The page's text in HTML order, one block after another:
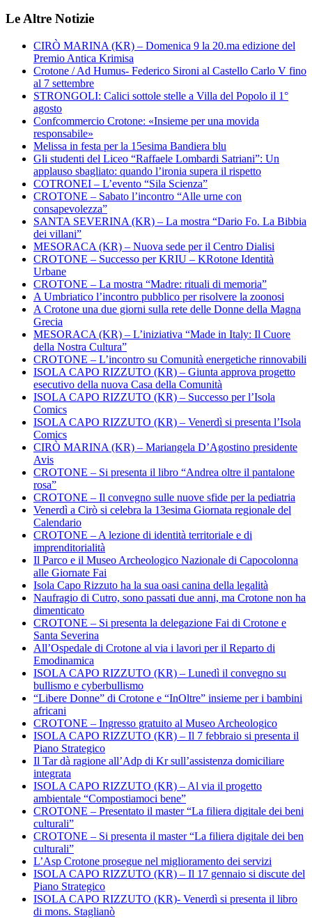
Le Altre Notizie
CIRÒ MARINA (KR) – Domenica 9 la 20.ma edizione del
Premio Antica Krimisa
Crotone / Ad Humus- Federico Sironi al Castello Carlo V fino
al 7 settembre
STRONGOLI: Calici sottole stelle a Villa del Popolo il 1°
agosto
Confcommercio Crotone: «Insieme per una movida
responsabile»
Melissa in festa per la 15esima Bandiera blu
Gli studenti del Liceo “Raffaele Lombardi Satriani”: Un
applauso sbagliato: quando l’ironia supera il rispetto
COTRONEI – L’evento “Sila Scienza”
CROTONE – Sabato l’incontro “Alle urne con
consapevolezza”
SANTA SEVERINA (KR) – La mostra “Dario Fo. La Bibbia
dei villani”
MESORACA (KR) – Nuova sede per il Centro Dialisi
CROTONE – Successo per KRIU – KRotone Identità
Urbane
CROTONE – La mostra “Madre: rituali di memoria”
A Umbriatico l’incontro pubblico per risolvere la zoonosi
A Crotone una due giorni sulla rete delle Donne della Magna
Grecia
MESORACA (KR) – L’iniziativa “Made in Italy: Il Cuore
della Nostra Cultura”
CROTONE – L’incontro su Comunità energetiche rinnovabili
ISOLA CAPO RIZZUTO (KR) – Giunta approva progetto
esecutivo della nuova Casa della Comunità
ISOLA CAPO RIZZUTO (KR) – Successo per l’Isola
Comics
ISOLA CAPO RIZZUTO (KR) – Venerdì si presenta l’Isola
Comics
CIRÒ MARINA (KR) – Mariangela D’Agostino presidente
Avis
CROTONE – Si presenta il libro “Andrea oltre il pantalone
rosa”
CROTONE – Il convegno sulle nuove sfide per la pediatria
Venerdì a Cirò si celebra la 13esima Giornata regionale del
Calendario
CROTONE – A lezione di identità territoriale e di
imprenditorialità
Il Parco e il Museo Archeologico Nazionale di Capocolonna
alle Giornate Fai
Isola Capo Rizzuto ha la sua oasi canina della legalità
Naufragio di Cutro, sono passati due anni, ma Crotone non ha
dimenticato
CROTONE – Si presenta la delegazione Fai di Crotone e
Santa Severina
All’Ospedale di Crotone al via i lavori per il Reparto di
Emodinamica
ISOLA CAPO RIZZUTO (KR) – Lunedì il convegno su
bullismo e cyberbullismo
“Libere Donne” di Crotone e “InOltre” insieme per i bambini
africani
CROTONE – Ingresso gratuito al Museo Archeologico
ISOLA CAPO RIZZUTO (KR) – Il 7 febbraio si presenta il
Piano Strategico
Il Tar dà ragione all’Adp di Kr sull’assistenza domiciliare
integrata
ISOLA CAPO RIZZUTO (KR) – Al via il progetto
ambientale “Compostiamoci bene”
CROTONE – Presentato il master “La filiera digitale dei beni
culturali”
CROTONE – Si presenta il master “La filiera digitale dei ben
culturali”
L’Asp Crotone prosegue nel miglioramento dei servizi
ISOLA CAPO RIZZUTO (KR) – Il 17 gennaio si discute del
Piano Strategico
ISOLA CAPO RIZZUTO (KR)- Venerdì si presenta il libro
di mons. Staglianò